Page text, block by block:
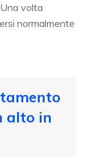
volta
normalmente
alto in